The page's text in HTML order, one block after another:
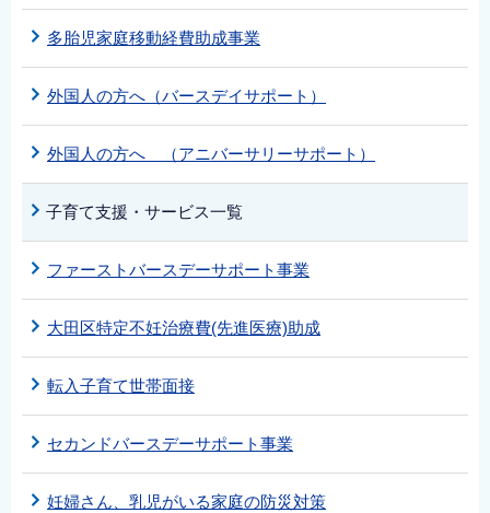
多胎児家庭移動経費助成事業
外国人の方へ（バースデイサポート）
外国人の方へ （アニバーサリーサポート）
子育て支援・サービス一覧
ファーストバースデーサポート事業
大田区特定不妊治療費(先進医療)助成
転入子育て世帯面接
セカンドバースデーサポート事業
妊婦さん、乳児がいる家庭の防災対策